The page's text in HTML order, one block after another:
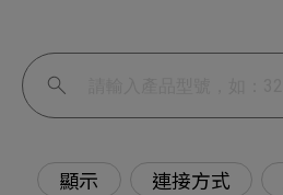
顯示 連接方式